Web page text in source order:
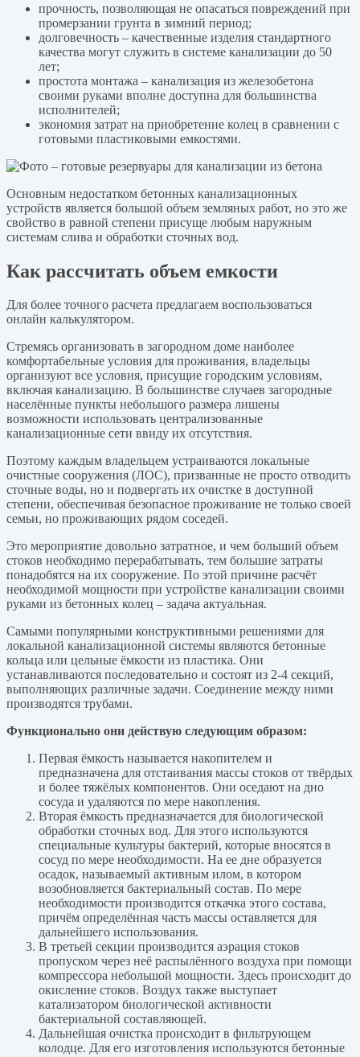
прочность, позволяющая не опасаться повреждений при
промерзании грунта в зимний период;
долговечность – качественные изделия стандартного
качества могут служить в системе канализации до 50
лет;
простота монтажа – канализация из железобетона
своими руками вполне доступна для большинства
исполнителей;
экономия затрат на приобретение колец в сравнении с
готовыми пластиковыми емкостями.
Основным недостатком бетонных канализационных
устройств является большой объем земляных работ, но это же
свойство в равной степени присуще любым наружным
системам слива и обработки сточных вод.
Как рассчитать объем емкости
Для более точного расчета предлагаем воспользоваться
онлайн калькулятором.
Стремясь организовать в загородном доме наиболее
комфортабельные условия для проживания, владельцы
организуют все условия, присущие городским условиям,
включая канализацию. В большинстве случаев загородные
населённые пункты небольшого размера лишены
возможности использовать централизованные
канализационные сети ввиду их отсутствия.
Поэтому каждым владельцем устраиваются локальные
очистные сооружения (ЛОС), призванные не просто отводить
сточные воды, но и подвергать их очистке в доступной
степени, обеспечивая безопасное проживание не только своей
семьи, но проживающих рядом соседей.
Это мероприятие довольно затратное, и чем больший объем
стоков необходимо перерабатывать, тем большие затраты
понадобятся на их сооружение. По этой причине расчёт
необходимой мощности при устройстве канализации своими
руками из бетонных колец – задача актуальная.
Самыми популярными конструктивными решениями для
локальной канализационной системы являются бетонные
кольца или цельные ёмкости из пластика. Они
устанавливаются последовательно и состоят из 2-4 секций,
выполняющих различные задачи. Соединение между ними
производятся трубами.
Функционально они действую следующим образом:
Первая ёмкость называется накопителем и
предназначена для отстаивания массы стоков от твёрдых
и более тяжёлых компонентов. Они оседают на дно
сосуда и удаляются по мере накопления.
Вторая ёмкость предназначается для биологической
обработки сточных вод. Для этого используются
специальные культуры бактерий, которые вносятся в
сосуд по мере необходимости. На ее дне образуется
осадок, называемый активным илом, в котором
возобновляется бактериальный состав. По мере
необходимости производится откачка этого состава,
причём определённая часть массы оставляется для
дальнейшего использования.
В третьей секции производится аэрация стоков
пропуском через неё распылённого воздуха при помощи
компрессора небольшой мощности. Здесь происходит до
окисление стоков. Воздух также выступает
катализатором биологической активности
бактериальной составляющей.
Дальнейшая очистка происходит в фильтрующем
колодце. Для его изготовления используются бетонные